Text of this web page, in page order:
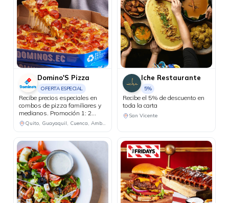
Domino'S Pizza
OFERTA ESPECIAL
Recibe precios especiales en
combos de pizza familiares y
medianos. Promoción 1: 2
pizzas familiares hasta 4
ingredientes + 1 bebida
Promoción 2: 2 pizzas
medianas de 1 ingrediente + 1
bebida familiar por USD 18.48.
Quito, Guayaquil, Cuenca, Ambato, Santo Domingo
Iche Restaurante
5%
Recibe el 5% de descuento en
toda la carta
San Vicente